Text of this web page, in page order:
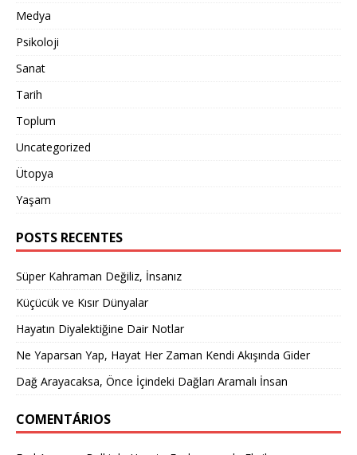
Medya
Psikoloji
Sanat
Tarih
Toplum
Uncategorized
Ütopya
Yaşam
POSTS RECENTES
Süper Kahraman Değiliz, İnsanız
Küçücük ve Kısır Dünyalar
Hayatın Diyalektiğine Dair Notlar
Ne Yaparsan Yap, Hayat Her Zaman Kendi Akışında Gider
Dağ Arayacaksa, Önce İçindeki Dağları Aramalı İnsan
COMENTÁRIOS